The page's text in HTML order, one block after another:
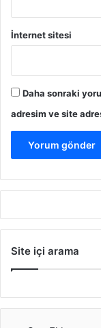
İnternet sitesi
Daha sonraki
adresim ve site
Site içi arama